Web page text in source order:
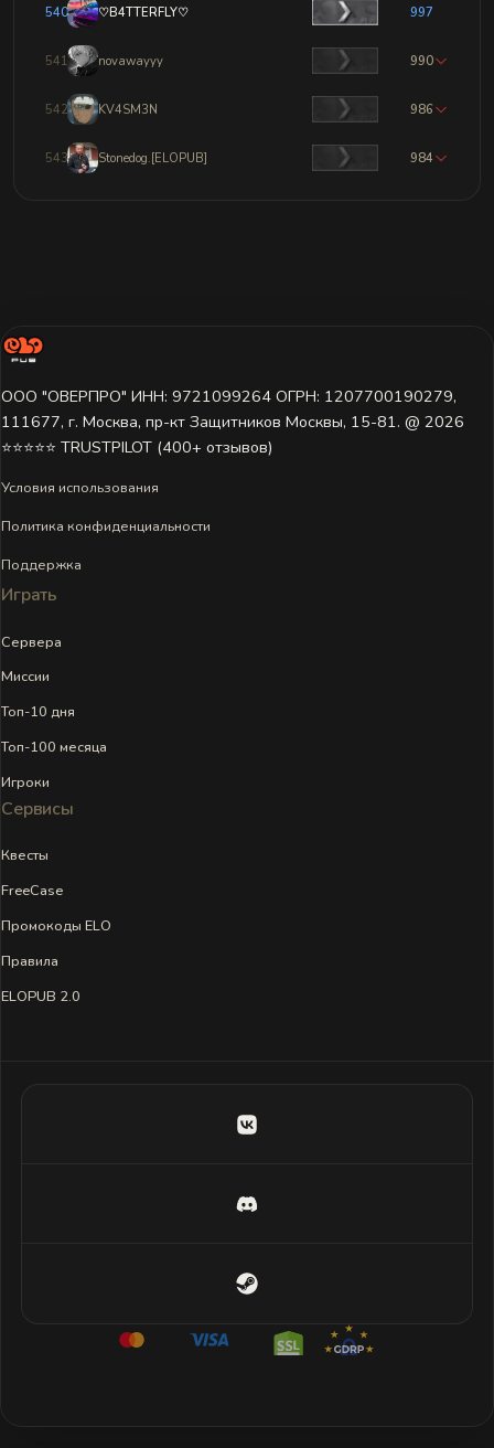
540 ♡B4TTERFLY♡ 997
541 novawayyy 990
542 KV4SM3N 986
543 Stonedog.[ELOPUB] 984
ООО "ОВЕРПРО" ИНН: 9721099264 ОГРН: 1207700190279,
111677, г. Москва, пр-кт Защитников Москвы, 15-81. @ 2026 ㅤ
⭐⭐⭐⭐⭐ TRUSTPILOT (400+ отзывов)
Условия использования
Политика конфиденциальности
Поддержка
Играть
Сервера
Миссии
Топ-10 дня
Топ-100 месяца
Игроки
Сервисы
Квесты
FreeCase
Промокоды ELO
Правила
ELOPUB 2.0